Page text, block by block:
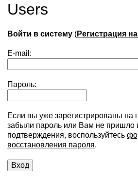
Users
Войти в систему (Регистрация
E-mail:
Пароль:
Если вы уже зарегистрированы на
забыли пароль или Вам не пришло
подтверждения, воспользуйтесь
восстановления пароля.